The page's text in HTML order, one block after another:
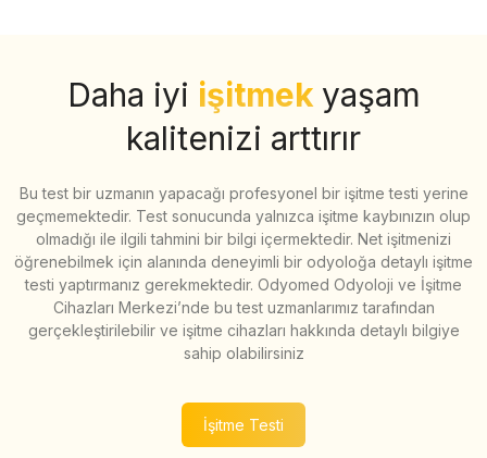
Daha iyi işitmek yaşam
kalitenizi arttırır
Bu test bir uzmanın yapacağı profesyonel bir işitme testi yerine
geçmemektedir. Test sonucunda yalnızca işitme kaybınızın olup
olmadığı ile ilgili tahmini bir bilgi içermektedir. Net işitmenizi
öğrenebilmek için alanında deneyimli bir odyoloğa detaylı işitme
testi yaptırmanız gerekmektedir. Odyomed Odyoloji ve İşitme
Cihazları Merkezi’nde bu test uzmanlarımız tarafından
gerçekleştirilebilir ve işitme cihazları hakkında detaylı bilgiye
sahip olabilirsiniz
İşitme Testi